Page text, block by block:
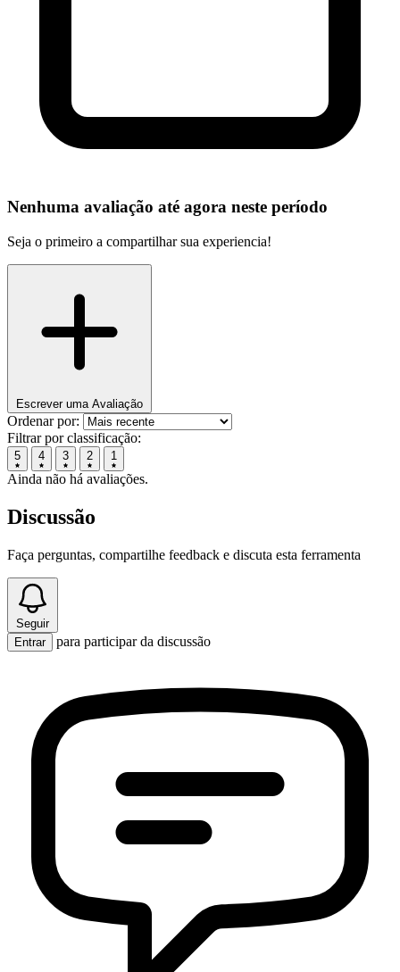
Nenhuma avaliação até agora neste período
Seja o primeiro a compartilhar sua experiencia!
Escrever uma Avaliação
Ordenar por:
Filtrar por classificação:
5 4 3 2 1
Ainda não há avaliações.
Discussão
Faça perguntas, compartilhe feedback e discuta esta ferramenta
Seguir
Entrar
para participar da discussão